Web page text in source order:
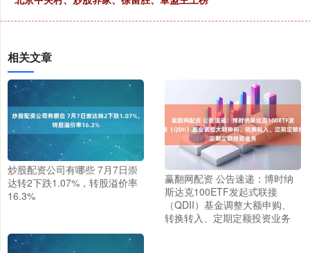
相关文章
炒股配资公司有哪些 7月7日崇
达转2下跌1.07%，转股溢价率
16.3%
赢翻网配资 公告速递：博时纳
斯达克100ETF发起式联接
（QDII）基金调整大额申购、
转换转入、定期定额投资业务